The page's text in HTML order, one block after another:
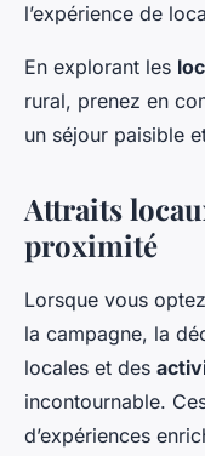
l’expérience de
En explorant les
rural, prenez en
un séjour paisible
Attraits
proximité
Lorsque vous
la campagne, la
locales et des
incontournable.
d’expériences